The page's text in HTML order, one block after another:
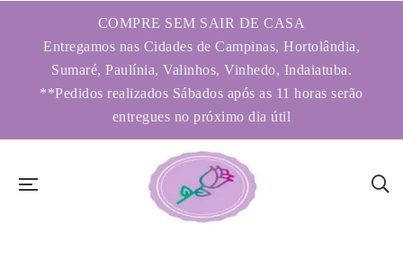
COMPRE SEM SAIR DE CASA
Entregamos nas Cidades de Campinas, Hortolândia,
Sumaré, Paulínia, Valinhos, Vinhedo, Indaiatuba.
**Pedidos realizados Sábados após as 11 horas serão
entregues no próximo dia útil